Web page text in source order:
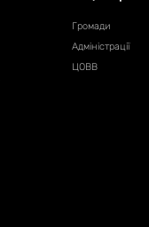
Громади
Адміністрації
ЦОВВ